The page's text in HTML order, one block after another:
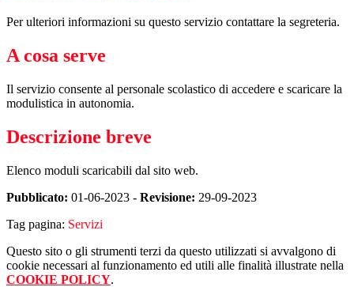
Per ulteriori informazioni su questo servizio contattare la segreteria.
A cosa serve
Il servizio consente al personale scolastico di accedere e scaricare la
modulistica in autonomia.
Descrizione breve
Elenco moduli scaricabili dal sito web.
Pubblicato: 01-06-2023 - Revisione: 29-09-2023
Tag pagina: Servizi
Questo sito o gli strumenti terzi da questo utilizzati si avvalgono di
cookie necessari al funzionamento ed utili alle finalità illustrate nella
COOKIE POLICY.